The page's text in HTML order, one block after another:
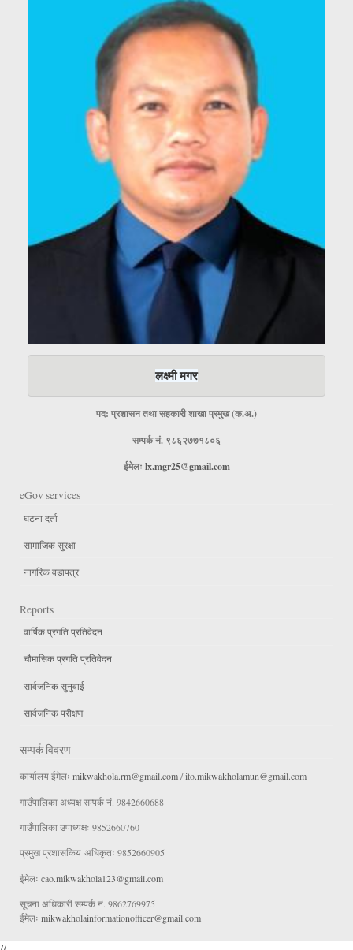
लक्ष्मी मगर
पद: प्रशासन तथा सहकारी शाखा प्रमुख (क.अ.)
सम्पर्क नं. ९८६२७७१८०६
ईमेलः lx.mgr25@gmail.com
eGov services
घटना दर्ता
सामाजिक सुरक्षा
नागरिक वडापत्र
Reports
वार्षिक प्रगति प्रतिवेदन
चौमासिक प्रगति प्रतिवेदन
सार्वजनिक सुनुवाई
सार्वजनिक परीक्षण
सम्पर्क विवरण
कार्यालय ईमेलः mikwakhola.rm@gmail.com/ito.mikwakholamun@gmail.com
गाउँपालिका अध्यक्ष सम्पर्क नं. 9842660688
गाउँपालिका उपाध्यक्षः 9852660760
प्रमुख प्रशासकिय अधिकृतः 9852660905
ईमेलः cao.mikwakhola123@gmail.com
सूचना अधिकारी सम्पर्क नं. 9862769975
ईमेलः mikwakholainformationofficer@gmail.com